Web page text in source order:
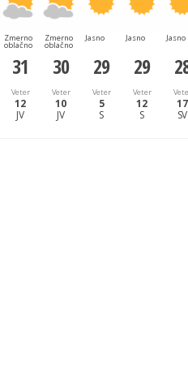
Zmerno
oblačno
Zmerno
oblačno
Jasno Jasno Jasno
31 30 29 29
Veter
12
JV
Veter
10
JV
Veter
5
S
Veter
12
S
17
SV